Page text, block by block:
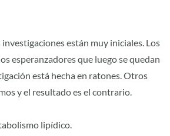
están muy iniciales. Los
esperanzadores que luego se quedan
está hecha en ratones. Otros
y el resultado es el contrario.
lipídico.